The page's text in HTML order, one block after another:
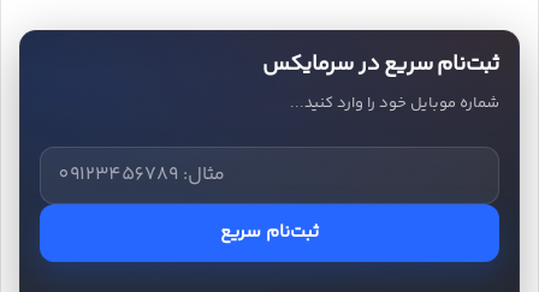
ثبت‌نام سریع در سرمایکس
شماره موبایل خود را وارد کنید...
ثبت‌نام سریع